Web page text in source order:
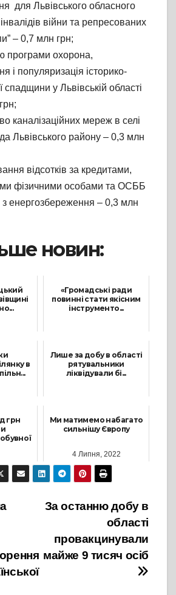
для Львівського обласного
війни та репресованих
– 0,7 млн грн;
програми охорона,
і популяризація історико-
спадщини у Львівській області
каналізаційних мереж в селі
Львівського району – 0,3 млн
відсотків за кредитами,
фізичними особами та ОСББ
з енергозбереження – 0,3 млн
новин:
«Громадські ради
повинні стати якісним
інструменто...
в
Лише за добу в області
рятувальники
ліквідували бі...
грн
Ми матимемо набагато
сильнішу Європу
4 Липня, 2022
За останню добу в
області
провакцинували
майже 9 тисяч осіб